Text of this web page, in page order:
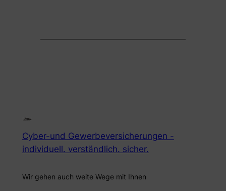
Cyber-und Gewerbeversicherungen -
individuell. verständlich. sicher.
Wir gehen auch weite Wege mit Ihnen